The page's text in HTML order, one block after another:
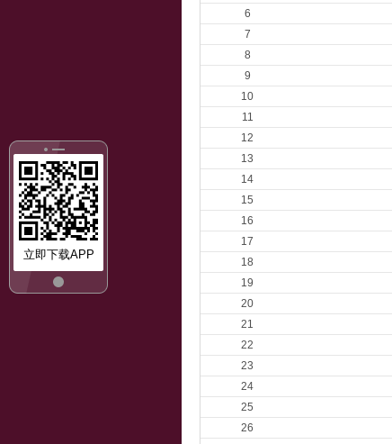
立即下载APP
6
7
8
9
10
11
12
13
14
15
16
17
18
19
20
21
22
23
24
25
26